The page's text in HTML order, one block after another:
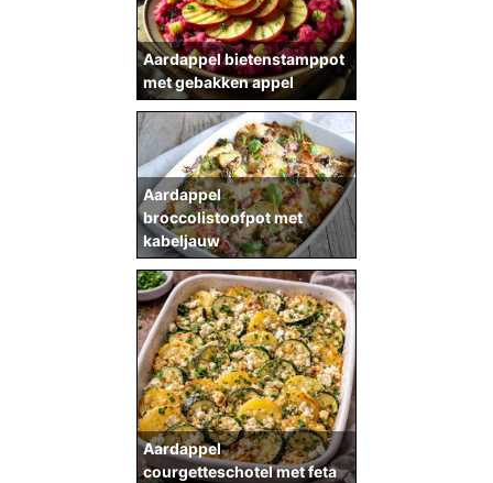
Aardappel bietenstamppot
met gebakken appel
Aardappel
broccolistoofpot met
kabeljauw
Aardappel
courgetteschotel met feta